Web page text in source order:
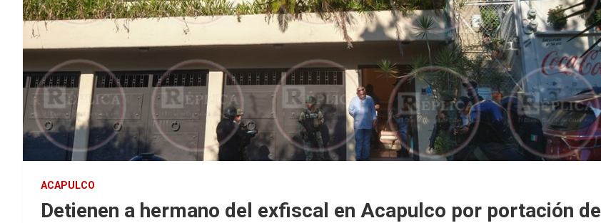
ACAPULCO
Detienen a hermano del exfiscal en Acapulco por portación de